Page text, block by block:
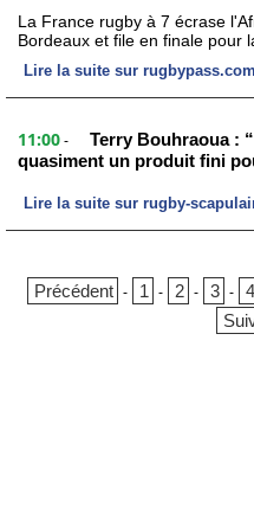
La France rugby à 7 écrase
Bordeaux et file en finale pour
Lire la suite sur rugbypass.com
11:00 -
Terry Bouhraoua :
quasiment un produit fini
Lire la suite sur rugby-
Précédent - 1 - 2 - 3 - 4